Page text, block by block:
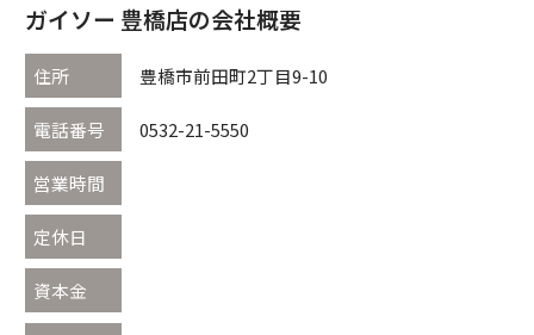
ガイソー 豊橋店の会社概要
住所 豊橋市前田町2丁目9-10
電話番号 0532-21-5550
営業時間
定休日
資本金